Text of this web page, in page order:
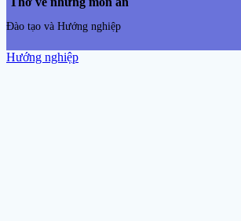
Đào tạo và Hướng nghiệp
Hướng nghiệp